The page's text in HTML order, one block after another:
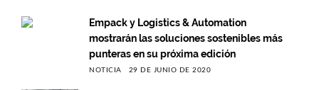
Empack y Logistics & Automation
mostrarán las soluciones sostenibles más
punteras en su próxima edición
NOTICIA 29 DE JUNIO DE 2020